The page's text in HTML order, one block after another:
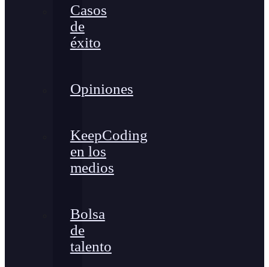
Casos
de
éxito
Opiniones
KeepCoding
en los
medios
Bolsa
de
talento